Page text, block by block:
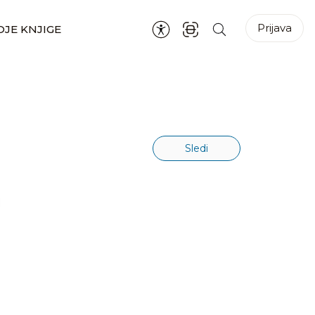
KNJIGE Prijava
Sledi